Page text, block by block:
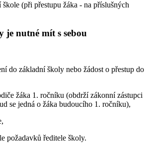
(při přestupu žáka - na příslušných
je nutné mít s sebou
do základní školy nebo žádost o přestup do
žáka 1. ročníku (obdrží zákonní zástupci
se jedná o žáka budoucího 1. ročníku),
požadavků ředitele školy.